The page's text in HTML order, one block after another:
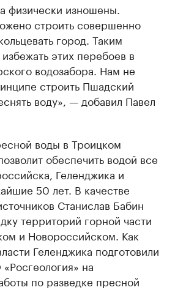
физически изношены.
строить совершенно
город. Таким
этих перебоев в
водозабора. Нам не
строить Пшадский
воду», — добавил Павел
воды в Троицком
обеспечить водой все
Геленджика и
50 лет. В качестве
Станислав Бабин
территорий горной части
и Новороссийском. Как
Геленджика подготовили
на
по разведке пресной